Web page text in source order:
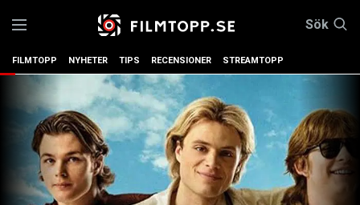
Sök
FILMTOPP NYHETER TIPS RECENSIONER STREAMTOPP